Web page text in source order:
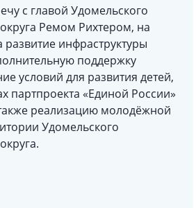
с главой Удомельского
Ремом Рихтером, на
развитие инфраструктуры
поддержку
условий для развития детей,
партпроекта «Единой России»
реализацию молодёжной
Удомельского